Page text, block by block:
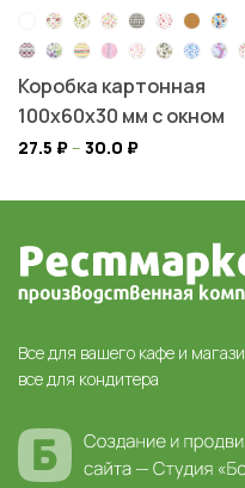
Коробка картонная
100х60х30 мм с окном
27.5 ₽– 30.0 ₽
Все для вашего кафе и
все для кондитера